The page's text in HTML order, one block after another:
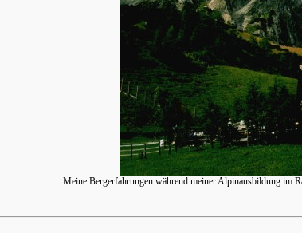
Meine Bergerfahrungen während meiner Alpinausbildung im